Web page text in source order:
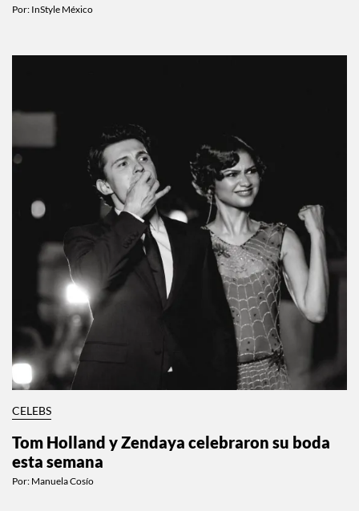
Por: InStyle México
CELEBS
Tom Holland y Zendaya celebraron su boda
esta semana
Por: Manuela Cosío